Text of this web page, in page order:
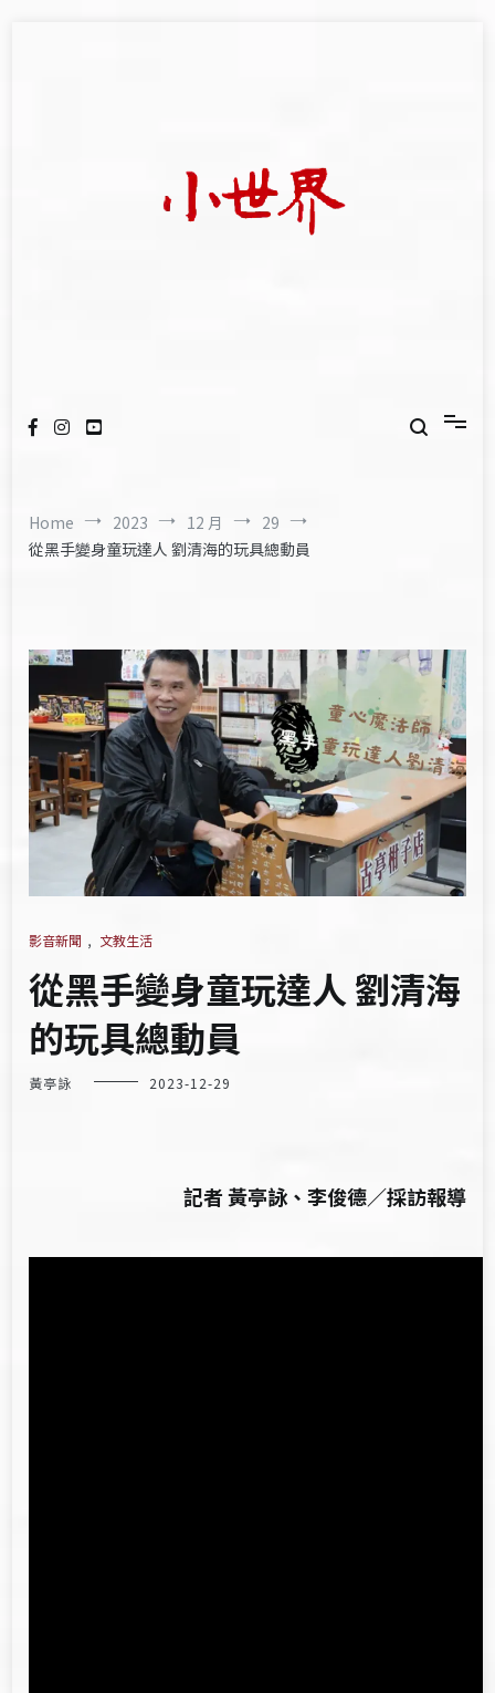
Home 2023 12 月
29
從黑手變身童玩達人 劉清海的玩具總動員
影音新聞 , 文教生活
從黑手變身童玩達人 劉清海
的玩具總動員
黃亭詠 2023-12-29
記者 黃亭詠、李俊德／採訪報導